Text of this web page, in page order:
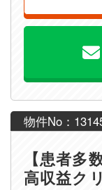
物件No：
【患者多
高収益ク